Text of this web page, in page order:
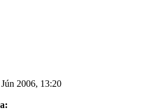
2006, 13:20